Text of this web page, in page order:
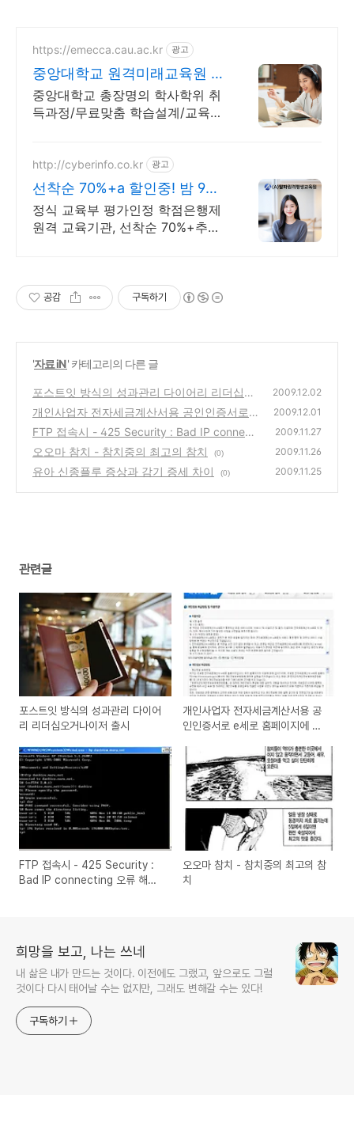
https://emecca.cau.ac.kr 광고
중앙대학교 원격미래교육원 교
육부평가인증 원격교육기관
중앙대학교 총장명의 학사학위 취
득과정/무료맞춤 학습설계/교육부
http://cyberinfo.co.kr 광고
선착순 70%+a 할인중! 밤 9시
까지 상담가능!
정식 교육부 평가인정 학점은행제
원격 교육기관, 선착순 70%+추가
공감 구독하기
'자료 iN' 카테고리의 다른 글
포스트잇 방식의 성과관리 다이어리 리더십오
거나이저 출시
(0)
2009.12.02
개인사업자 전자세금계산서용 공인인증서로 e
세로 홈페이지에 가입하는 방법
(0)
2009.12.01
FTP 접속시 - 425 Security : Bad IP connecti
ng 오류 해결방법
(0)
2009.11.27
오오마 참치 - 참치중의 최고의 참치 (0) 2009.11.26
유아 신종플루 증상과 감기 증세 차이 (0) 2009.11.25
관련글
포스트잇 방식의 성과관리 다이어
리 리더십오거나이저 출시
개인사업자 전자세금계산서용 공
인인증서로 e세로 홈페이지에 가
FTP 접속시 - 425 Security :
Bad IP connecting 오류 해결
오오마 참치 - 참치중의 최고의 참
치
희망을 보고, 나는 쓰네
내 삶은 내가 만드는 것이다. 이전에도 그랬고, 앞으로도 그럴
것이다 다시 태어날 수는 없지만, 그래도 변해갈 수는 있다!
구독하기